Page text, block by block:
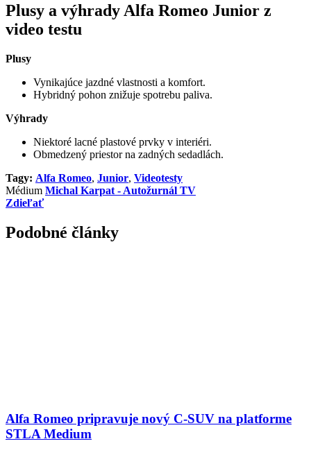
Plusy a výhrady Alfa Romeo Junior z
video testu
Plusy
Vynikajúce jazdné vlastnosti a komfort.
Hybridný pohon znižuje spotrebu paliva.
Výhrady
Niektoré lacné plastové prvky v interiéri.
Obmedzený priestor na zadných sedadlách.
Tagy: Alfa Romeo, Junior, Videotesty
Médium Michal Karpat - Autožurnál TV
Zdieľať
Podobné články
Alfa Romeo pripravuje nový C-SUV na platforme
STLA Medium